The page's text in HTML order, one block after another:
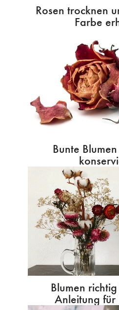
Rosen trocknen
Farbe
Bunte
Blumen
Anleitung für